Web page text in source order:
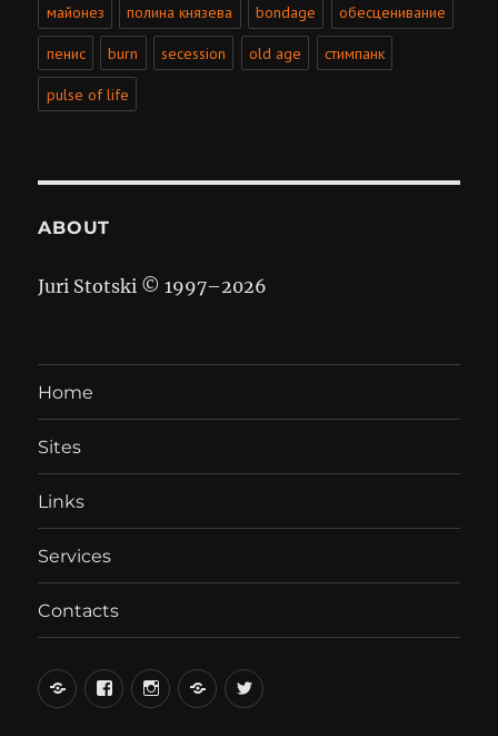
майонез полина князева bondage обесценивание
пенис burn secession old age стимпанк
pulse of life
ABOUT
Juri Stotski © 1997–2026
Home
Sites
Links
Services
Contacts
вКонтакте
FacebookInstagramLiveJournal
Twitter